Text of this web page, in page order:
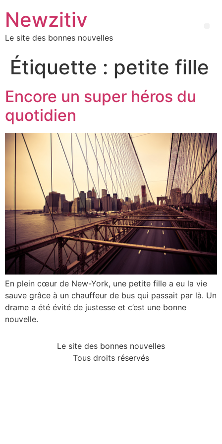
Newzitiv
Le site des bonnes nouvelles
Étiquette : petite fille
Encore un super héros du
quotidien
En plein cœur de New-York, une petite fille a eu la vie
sauve grâce à un chauffeur de bus qui passait par là. Un
drame a été évité de justesse et c’est une bonne
nouvelle.
Le site des bonnes nouvelles
Tous droits réservés